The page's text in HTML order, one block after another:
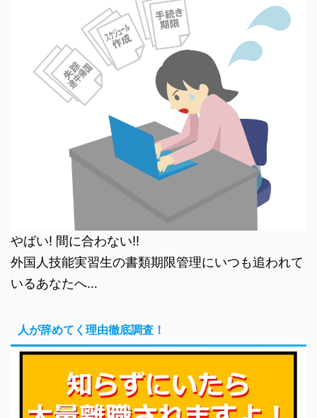
やばい! 間に合わない!!
外国人技能実習生の書類期限管理にいつも追われて
いるあなたへ…
人が辞めてく理由徹底調査！